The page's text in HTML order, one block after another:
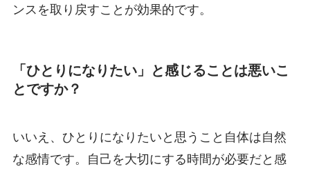
ンスを取り戻すことが効果的です。
「ひとりになりたい」と感じることは悪いこ
とですか？
いいえ、ひとりになりたいと思うこと自体は自然
な感情です。自己を大切にする時間が必要だと感